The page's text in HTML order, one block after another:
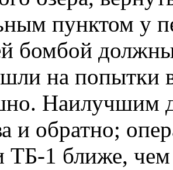
пунктом у
бомбой
на попытки
Наилучшим
и обратно;
ТБ-1 ближе,